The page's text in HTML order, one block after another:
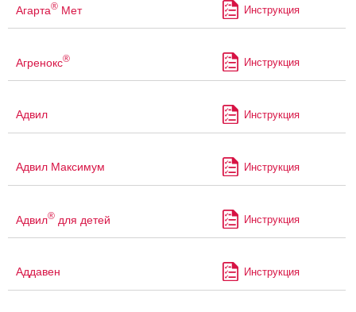
Агарта® Мет Инструкция
Агренокс® Инструкция
Адвил Инструкция
Адвил Максимум Инструкция
Адвил® для детей Инструкция
Аддавен Инструкция